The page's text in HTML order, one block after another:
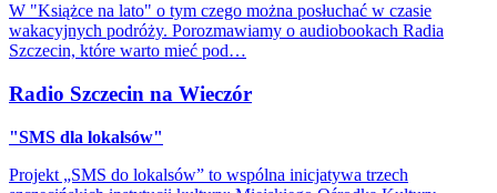
W "Książce na lato" o tym czego można posłuchać w czasie
wakacyjnych podróży. Porozmawiamy o audiobookach Radia
Szczecin, które warto mieć pod…
Radio Szczecin na Wieczór
"SMS dla lokalsów"
Projekt „SMS do lokalsów” to wspólna inicjatywa trzech